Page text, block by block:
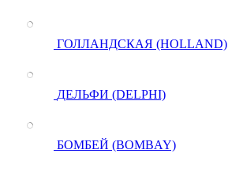
ГОЛЛАНДСКАЯ (HOLLAND)
ДЕЛЬФИ (DELPHI)
БОМБЕЙ (BOMBAY)